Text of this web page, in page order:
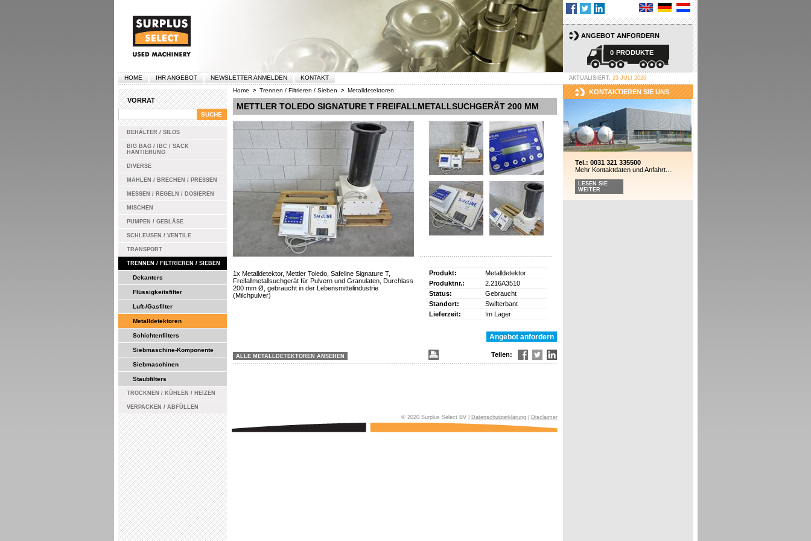
ANGEBOT ANFORDERN
0 PRODUKTE
HOME IHR ANGEBOT NEWSLETTER ANMELDEN KONTAKT AKTUALISIERT: 23 JULI 2026
VORRAT
BEHÄLTER / SILOS
BIG BAG / IBC / SACK
HANTIERUNG
DIVERSE
MAHLEN / BRECHEN / PRESSEN
MESSEN / REGELN / DOSIEREN
MISCHEN
PUMPEN / GEBLÄSE
SCHLEUSEN / VENTILE
TRANSPORT
TRENNEN / FILTRIEREN / SIEBEN
Dekanters
Flüssigkeitsfilter
Luft-/Gasfilter
Metalldetektoren
Schichtenfilters
Siebmaschine-Komponente
Siebmaschinen
Staubfilters
TROCKNEN / KÜHLEN / HEIZEN
VERPACKEN / ABFÜLLEN
Home > Trennen / Filtrieren / Sieben > Metalldetektoren
METTLER TOLEDO SIGNATURE T FREIFALLMETALLSUCHGERÄT 200 MM
Produkt:
Metalldetektor
Produktnr.:
2.216A3510
Status:
Gebraucht
Standort:
Swifterbant
Lieferzeit:
Im Lager
1x Metalldetektor, Mettler Toledo, Safeline Signature T,
Freifallmetallsuchgerät für Pulvern und Granulaten, Durchlass
200 mm Ø, gebraucht in der Lebensmittelindustrie
(Milchpulver)
ALLE METALLDETEKTOREN ANSEHEN Teilen:
KONTAKTIEREN SIE UNS
Tel.: 0031 321 335500
Mehr Kontaktdaten und Anfahrt....
LESEN SIE
WEITER
© 2020 Surplus Select BV | Datenschutzerklärung| Disclaimer